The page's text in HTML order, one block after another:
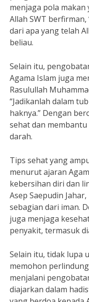
menjaga pola makan
Allah SWT
dari apa yang telah
beliau.
Selain itu,
Agama Islam juga
Rasulullah
“Jadikanlah dalam
haknya.” Dengan
sehat dan
darah.
Tips sehat yang
menurut ajaran
kebersihan diri dan
Asep Saepudin
sebagian dari iman.
juga menjaga
penyakit, termasuk
Selain itu, tidak lupa
memohon
menjalani
diajarkan dalam